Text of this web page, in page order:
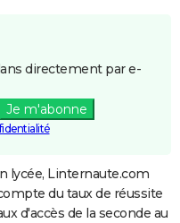
directement par e-
Je m'abonne
lycée, Linternaute.com
du taux de réussite
d'accès de la seconde au